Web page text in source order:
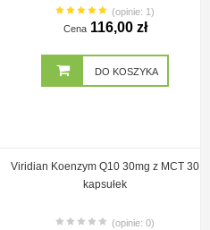
(opinie: 1)
Cena 116,00 zł
DO KOSZYKA
Viridian Koenzym Q10 30mg z MCT 30
kapsułek
(opinie: 0)